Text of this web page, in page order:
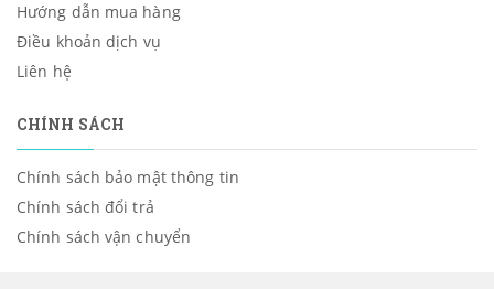
Hướng dẫn mua hàng
Điều khoản dịch vụ
Liên hệ
CHÍNH SÁCH
Chính sách bảo mật thông tin
Chính sách đổi trả
Chính sách vận chuyển